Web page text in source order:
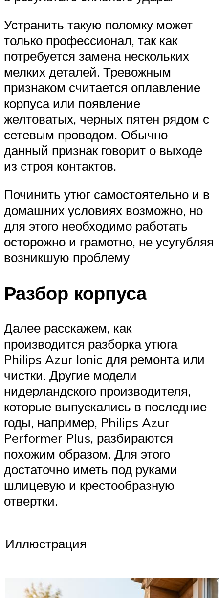
Устранить такую поломку может
только профессионал, так как
потребуется замена нескольких
мелких деталей. Тревожным
признаком считается оплавление
корпуса или появление
желтоватых, черных пятен рядом с
сетевым проводом. Обычно
данный признак говорит о выходе
из строя контактов.
Починить утюг самостоятельно и в
домашних условиях возможно, но
для этого необходимо работать
осторожно и грамотно, не усугубляя
возникшую проблему
Разбор корпуса
Далее расскажем, как
производится разборка утюга
Philips Azur Ionic для ремонта или
чистки. Другие модели
нидерландского производителя,
которые выпускались в последние
годы, например, Philips Azur
Performer Plus, разбираются
похожим образом. Для этого
достаточно иметь под руками
шлицевую и крестообразную
отвертки.
Иллюстрация